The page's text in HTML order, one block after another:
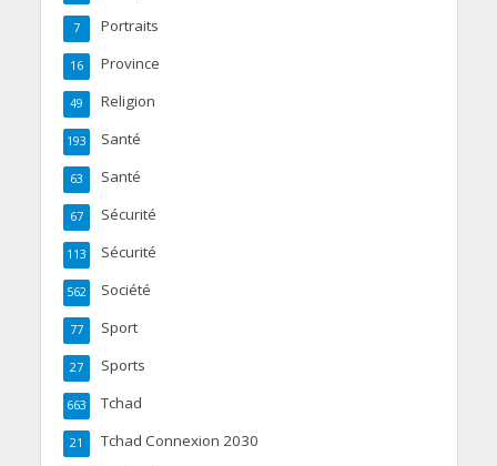
Portraits
7
Province
16
Religion
49
Santé
193
Santé
63
Sécurité
67
Sécurité
113
Société
562
Sport
77
Sports
27
Tchad
663
Tchad Connexion 2030
21